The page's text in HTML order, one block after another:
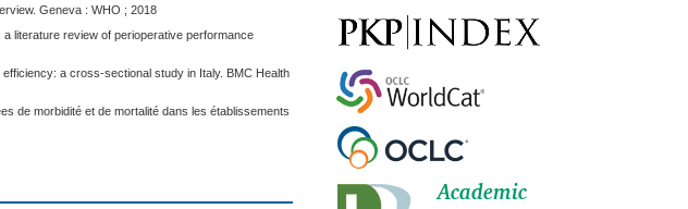
Geneva : WHO ; 2018
literature review of perioperative performance
a cross-sectional study in Italy. BMC Health
de morbidité et de mortalité dans les établissements